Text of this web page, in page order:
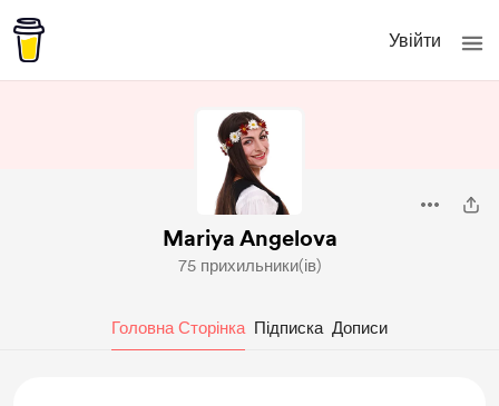
Увійти
Mariya Angelova
75 прихильники(ів)
Головна Сторінка Підписка Дописи